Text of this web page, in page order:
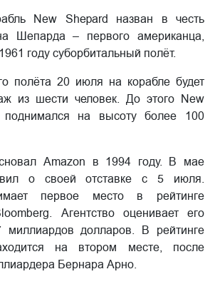
New Shepard назван в честь
Шепарда – первого американца,
году суборбитальный полёт.
полёта 20 июля на корабле будет
из шести человек. До этого New
на высоту более 100
Amazon в 1994 году. В мае
о своей отставке с 5 июля.
первое место в рейтинге
Агентство оценивает его
миллиардов долларов. В рейтинге
на втором месте, после
Бернара Арно.